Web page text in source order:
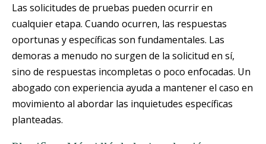
Las solicitudes de pruebas pueden ocurrir en
cualquier etapa. Cuando ocurren, las respuestas
oportunas y específicas son fundamentales. Las
demoras a menudo no surgen de la solicitud en sí,
sino de respuestas incompletas o poco enfocadas. Un
abogado con experiencia ayuda a mantener el caso en
movimiento al abordar las inquietudes específicas
planteadas.